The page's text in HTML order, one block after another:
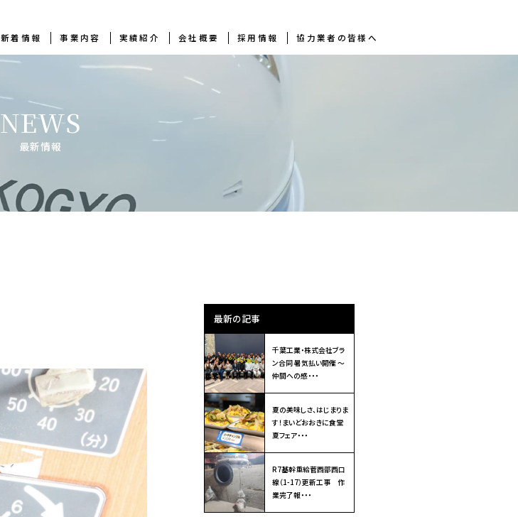
新着情報 事業内容 実績紹介 会社概要 採用情報 協力業者の皆様へ
NEWS
最新情報
最新の記事
千葉工業・株式会社ブラ
ン合同 暑気払い開催 ～
仲間への感・・・
夏の美味しさ、はじまりま
す！まいどおおきに食堂
夏フェア・・・
R7基幹重給菅西部西口
線（1-17）更新工事 作
業完了報・・・